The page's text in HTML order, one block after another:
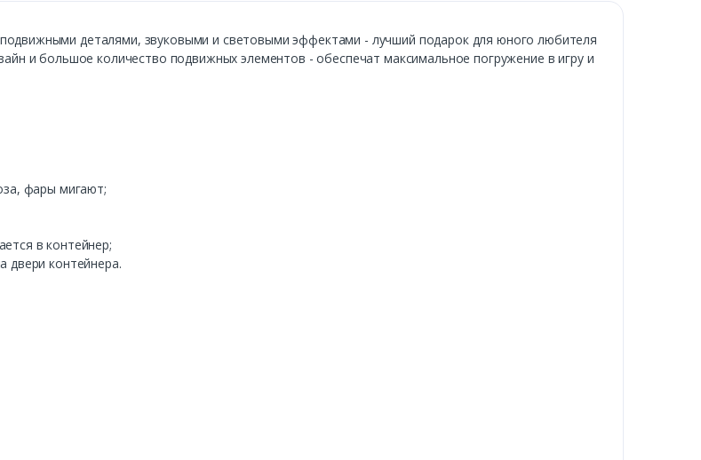
деталями, звуковыми и световыми эффектами - лучший подарок для юного любителя
и большое количество подвижных элементов - обеспечат максимальное погружение в игру и
фары мигают;
в контейнер;
двери контейнера.